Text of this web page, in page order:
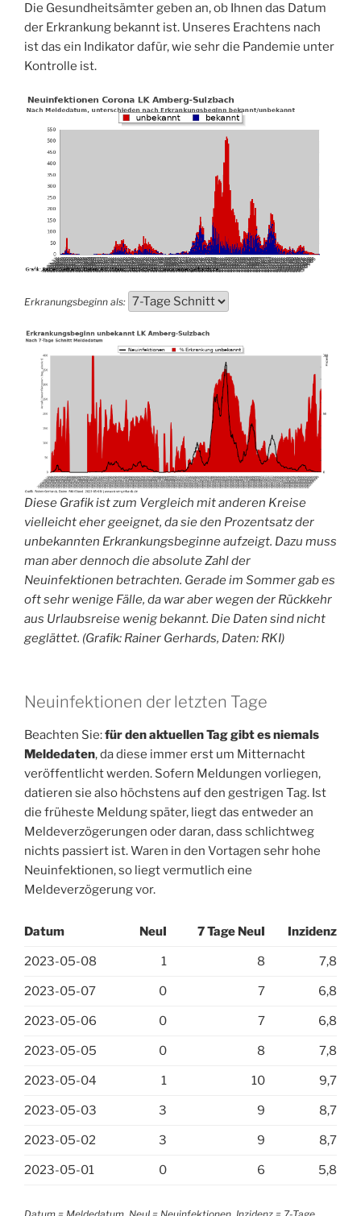
Die Gesundheitsämter geben an, ob Ihnen das Datum
der Erkrankung bekannt ist. Unseres Erachtens nach
ist das ein Indikator dafür, wie sehr die Pandemie unter
Kontrolle ist.
Erkranungsbeginn als:
Diese Grafik ist zum Vergleich mit anderen Kreise
vielleicht eher geeignet, da sie den Prozentsatz der
unbekannten Erkrankungsbeginne aufzeigt. Dazu muss
man aber dennoch die absolute Zahl der
Neuinfektionen betrachten. Gerade im Sommer gab es
oft sehr wenige Fälle, da war aber wegen der Rückkehr
aus Urlaubsreise wenig bekannt. Die Daten sind nicht
geglättet. (Grafik: Rainer Gerhards, Daten: RKI)
Neuinfektionen der letzten Tage
Beachten Sie:für den aktuellen Tag gibt es niemals
Meldedaten, da diese immer erst um Mitternacht
veröffentlicht werden. Sofern Meldungen vorliegen,
datieren sie also höchstens auf den gestrigen Tag. Ist
die früheste Meldung später, liegt das entweder an
Meldeverzögerungen oder daran, dass schlichtweg
nichts passiert ist. Waren in den Vortagen sehr hohe
Neuinfektionen, so liegt vermutlich eine
Meldeverzögerung vor.
Datum NeuI 7 Tage NeuI Inzidenz
2023-05-08 1 8 7,8
2023-05-07 0 7 6,8
2023-05-06 0 7 6,8
2023-05-05 0 8 7,8
2023-05-04 1 10 9,7
2023-05-03 3 9 8,7
2023-05-02 3 9 8,7
2023-05-01 0 6 5,8